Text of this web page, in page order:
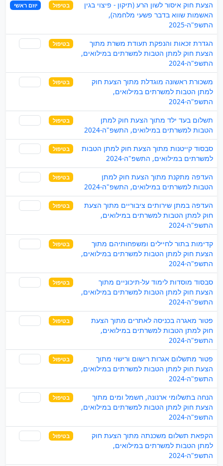
הצעת חוק איסור לשון הרע (תיקון - פיצוי בגין
האשמות שווא בדבר פשעי מלחמה),
התשפ"ה-2025
בטיפול יוזם ראשי
הגדרת זכאות והנפקת תעודת משרת מתוך
הצעת חוק למתן הטבות למשרתים במילואים,
התשפ"ה-2024
בטיפול
משכורת ראשונה מוגדלת מתוך הצעת חוק
למתן הטבות למשרתים במילואים,
התשפ"ה-2024
בטיפול
תשלום בעד ילד מתוך הצעת חוק למתן
הטבות למשרתים במילואים, התשפ"ה-2024
בטיפול
סבסוד קייטנות מתוך הצעת חוק למתן הטבות
למשרתים במילואים, התשפ"ה-2024
בטיפול
העדפה מתקנת מתוך הצעת חוק למתן
הטבות למשרתים במילואים, התשפ"ה-2024
בטיפול
העדפה במתן שירותים ציבוריים מתוך הצעת
חוק למתן הטבות למשרתים במילואים,
התשפ"ה-2024
בטיפול
קדימות בתור לחיילים ומשפחותיהם מתוך
הצעת חוק למתן הטבות למשרתים במילואים,
התשפ"ה-2024
בטיפול
סבסוד מוסדות לימוד על-תיכוניים מתוך
הצעת חוק למתן הטבות למשרתים במילואים,
התשפ"ה-2024
בטיפול
פטור מאגרה בכניסה לאתרים מתוך הצעת
חוק למתן הטבות למשרתים במילואים,
התשפ"ה-2024
בטיפול
פטור מתשלום אגרות רישום ורישוי מתוך
הצעת חוק למתן הטבות למשרתים במילואים,
התשפ"ה-2024
בטיפול
הנחה בתשלומי ארנונה, חשמל ומים מתוך
הצעת חוק למתן הטבות למשרתים במילואים,
התשפ"ה-2024
בטיפול
הקפאת תשלום משכנתה מתוך הצעת חוק
למתן הטבות למשרתים במילואים,
התשפ"ה-2024
בטיפול